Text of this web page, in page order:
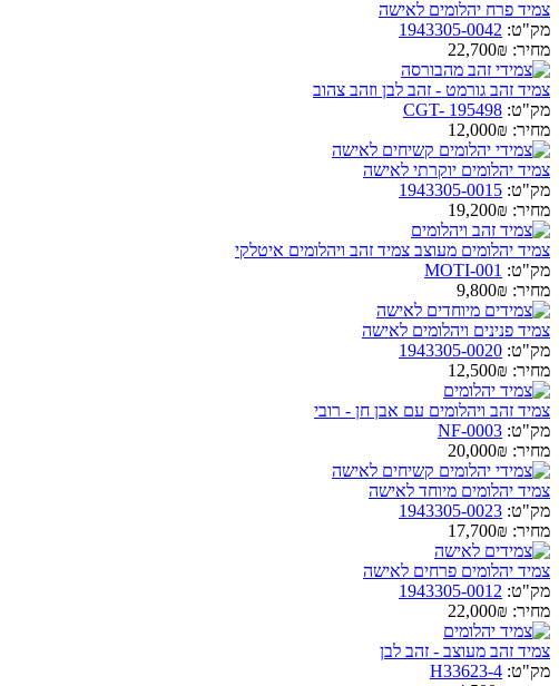
צמיד פרח יהלומים לאישה
מק"ט: 1943305-0042
מחיר: 22,700₪
צמיד זהב גורמט - זהב לבן וזהב צהוב
מק"ט: CGT- 195498
מחיר: 12,000₪
צמיד יהלומים יוקרתי לאישה
מק"ט: 1943305-0015
מחיר: 19,200₪
צמיד יהלומים מעוצב צמיד זהב ויהלומים איטלקי
מק"ט: MOTI-001
מחיר: 9,800₪
צמיד פנינים ויהלומים לאישה
מק"ט: 1943305-0020
מחיר: 12,500₪
צמיד זהב ויהלומים עם אבן חן - רובי
מק"ט: NF-0003
מחיר: 20,000₪
צמיד יהלומים מיוחד לאישה
מק"ט: 1943305-0023
מחיר: 17,700₪
צמיד יהלומים פרחים לאישה
מק"ט: 1943305-0012
מחיר: 22,000₪
צמיד זהב מעוצב - זהב לבן
מק"ט: H33623-4